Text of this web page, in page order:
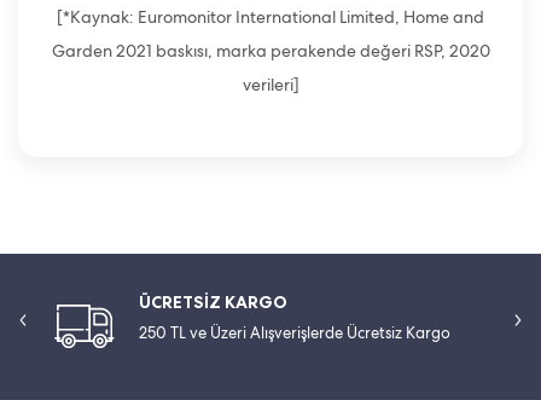
[*Kaynak: Euromonitor International Limited, Home and
Garden 2021 baskısı, marka perakende değeri RSP, 2020
verileri]
ÜCRETSİZ KARGO
250 TL ve Üzeri Alışverişlerde Ücretsiz Kargo